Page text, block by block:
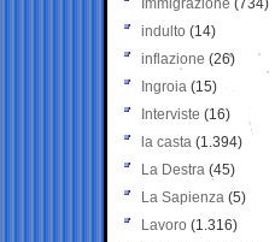
Immigrazione (734)
indulto (14)
inflazione (26)
Ingroia (15)
Interviste (16)
la casta (1.394)
La Destra (45)
La Sapienza (5)
Lavoro (1.316)